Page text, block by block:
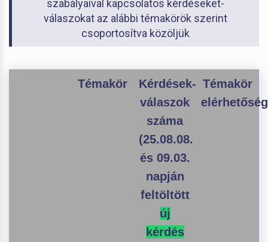
szabályaival kapcsolatos kérdéseket-
válaszokat az alábbi témakörök szerint
csoportosítva közöljük
Témakör
Kérdések-
válaszok
száma
(25.08.08.
és 09.03.
napján
feltöltött
új
kérdés
Témakör